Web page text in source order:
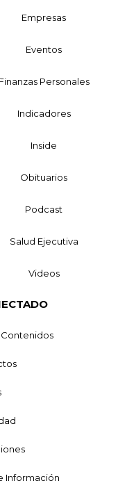
Empresas
Eventos
Finanzas Personales
Indicadores
Inside
Obituarios
Podcast
Salud Ejecutiva
Videos
Información